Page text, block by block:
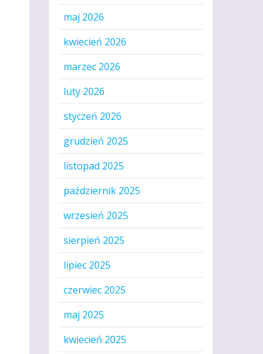
maj 2026
kwiecień 2026
marzec 2026
luty 2026
styczeń 2026
grudzień 2025
listopad 2025
październik 2025
wrzesień 2025
sierpień 2025
lipiec 2025
czerwiec 2025
maj 2025
kwiecień 2025